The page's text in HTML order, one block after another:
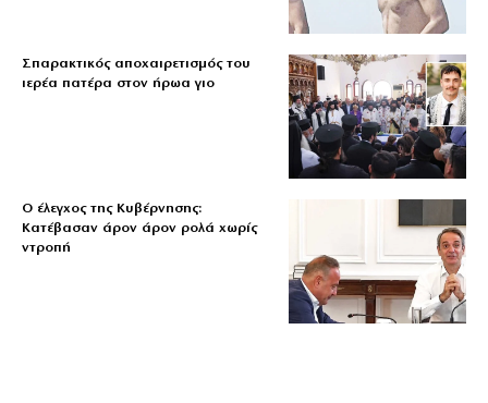
Σπαρακτικός αποχαιρετισμός του
ιερέα πατέρα στον ήρωα γιο
Ο έλεγχος της Κυβέρνησης:
Κατέβασαν άρον άρον ρολά χωρίς
ντροπή